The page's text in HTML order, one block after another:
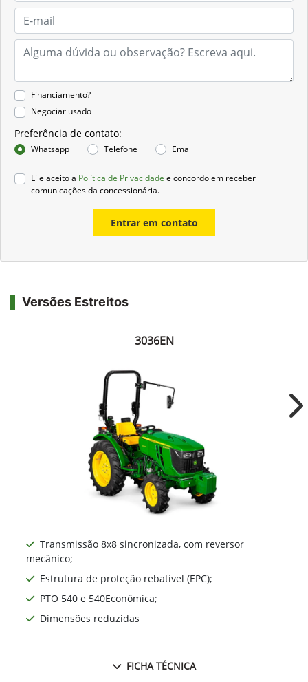
Financiamento?
Negociar usado
Preferência de contato:
Whatsapp Telefone Email
Li e aceito a Política de Privacidade e concordo em receber
comunicações da concessionária.
Entrar em contato
Versões Estreitos
3036EN
Transmissão 8x8 sincronizada, com reversor
mecânico;
Estrutura de proteção rebatível (EPC);
PTO 540 e 540Econômica;
Dimensões reduzidas
FICHA TÉCNICA